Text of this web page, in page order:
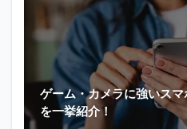
ゲーム・カメラに強いス
を一挙紹介！